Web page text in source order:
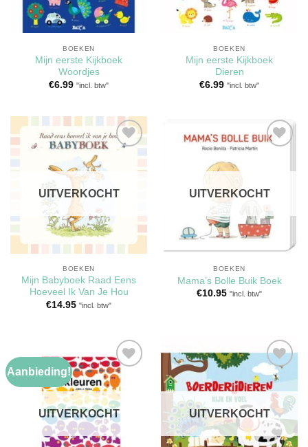
BOEKEN
Mijn eerste Kijkboek
Woordjes
€6.99 "incl. btw"
BOEKEN
Mijn eerste Kijkboek
Dieren
€6.99 "incl. btw"
Toevoegen
UITVERKOCHT
BOEKEN
Mijn Babyboek Raad Eens
Hoeveel Ik Van Je Hou
€14.95 "incl. btw"
UITVERKOCHT
BOEKEN
Mama’s Bolle Buik Boek
€10.95 "incl. btw"
Aanbieding!
Toevoegen
aan
verlanglijst
UITVERKOCHT
Toevoegen
aan
verlanglijst
UITVERKOCHT